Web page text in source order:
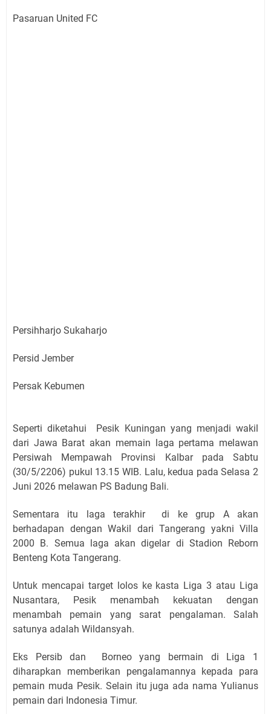
Pasaruan United FC
Persihharjo Sukaharjo
Persid Jember
Persak Kebumen
Seperti diketahui Pesik Kuningan yang menjadi wakil
dari Jawa Barat akan memain laga pertama melawan
Persiwah Mempawah Provinsi Kalbar pada Sabtu
(30/5/2206) pukul 13.15 WIB. Lalu, kedua pada Selasa 2
Juni 2026 melawan PS Badung Bali.
Sementara itu laga terakhir di ke grup A akan
berhadapan dengan Wakil dari Tangerang yakni Villa
2000 B. Semua laga akan digelar di Stadion Reborn
Benteng Kota Tangerang.
Untuk mencapai target lolos ke kasta Liga 3 atau Liga
Nusantara, Pesik menambah kekuatan dengan
menambah pemain yang sarat pengalaman. Salah
satunya adalah Wildansyah.
Eks Persib dan Borneo yang bermain di Liga 1
diharapkan memberikan pengalamannya kepada para
pemain muda Pesik. Selain itu juga ada nama Yulianus
pemain dari Indonesia Timur.